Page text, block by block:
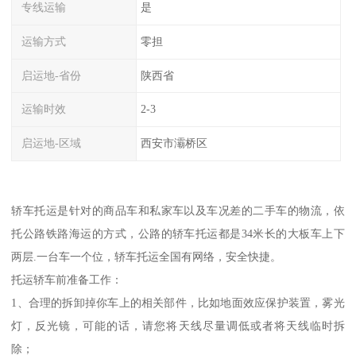
专线运输 是
运输方式 零担
启运地-省份 陕西省
运输时效 2-3
启运地-区域 西安市灞桥区
轿车托运是针对的商品车和私家车以及车况差的二手车的物流，依
托公路铁路海运的方式，公路的轿车托运都是34米长的大板车上下
两层.一台车一个位，轿车托运全国有网络，安全快捷。
托运轿车前准备工作：
1、合理的拆卸掉你车上的相关部件，比如地面效应保护装置，雾光
灯，反光镜，可能的话，请您将天线尽量调低或者将天线临时拆
除；